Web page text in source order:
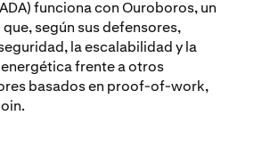
​​funciona con Ouroboros, un
según sus defensores,
la escalabilidad y la
frente a otros
basados en proof-of-work,